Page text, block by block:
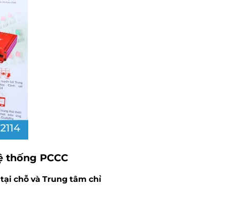
thống PCCC
chỗ và Trung tâm chỉ